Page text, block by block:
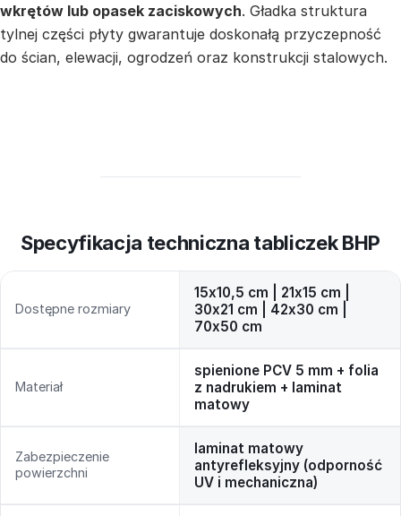
wkrętów lub opasek zaciskowych. Gładka struktura
tylnej części płyty gwarantuje doskonałą przyczepność
do ścian, elewacji, ogrodzeń oraz konstrukcji stalowych.
Specyfikacja techniczna tabliczek BHP
Dostępne rozmiary
15x10,5 cm | 21x15 cm |
30x21 cm | 42x30 cm |
70x50 cm
Materiał
spienione PCV 5 mm + folia
z nadrukiem + laminat
matowy
Zabezpieczenie
powierzchni
laminat matowy
antyrefleksyjny (odporność
UV i mechaniczna)